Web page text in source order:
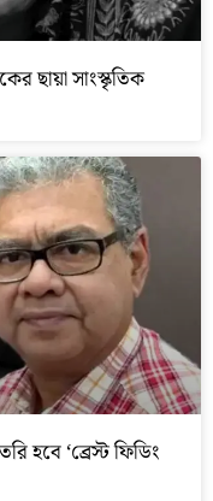
ছায়া সাংস্কৃতিক
হবে ‘ব্রেস্ট ফিডিং